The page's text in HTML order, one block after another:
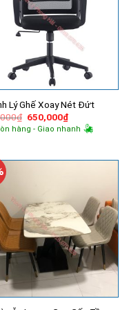
Lý Ghế Xoay Nét Đứt
₫ Giá
gốc
là:
650,000₫Giá
hiện
tại
hàng - Giao nhanh